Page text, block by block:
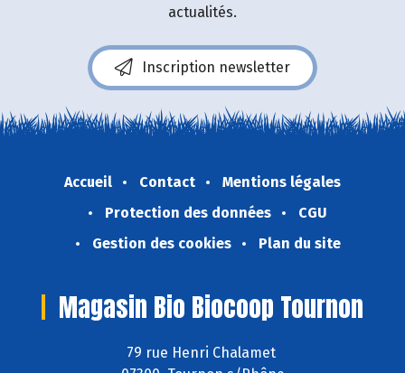
actualités.
Inscription newsletter
Accueil Contact
Mentions légales
Protection des données
CGU
Gestion des cookies
Plan du site
Magasin Bio Biocoop Tournon
79 rue Henri Chalamet